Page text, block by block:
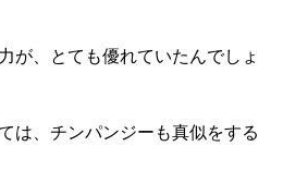
が、とても優れていたんでしょ
は、チンパンジーも真似をする